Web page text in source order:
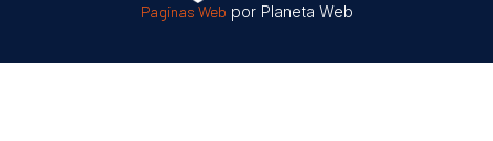
Paginas Web por Planeta Web